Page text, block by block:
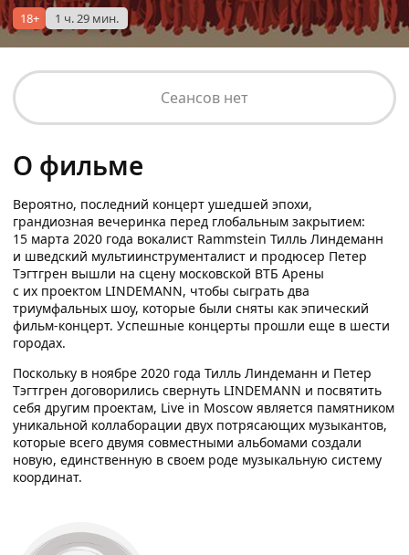
18+ 1 ч. 29 мин.
Сеансов нет
О фильме
Вероятно, последний концерт ушедшей эпохи,
грандиозная вечеринка перед глобальным закрытием:
15 марта 2020 года вокалист Rammstein Тилль Линдеманн
и шведский мультиинструменталист и продюсер Петер
Тэгтгрен вышли на сцену московской ВТБ Арены
с их проектом LINDEMANN, чтобы сыграть два
триумфальных шоу, которые были сняты как эпический
фильм-концерт. Успешные концерты прошли еще в шести
городах.
Поскольку в ноябре 2020 года Тилль Линдеманн и Петер
Тэгтгрен договорились свернуть LINDEMANN и посвятить
себя другим проектам, Live in Moscow является памятником
уникальной коллаборации двух потрясающих музыкантов,
которые всего двумя совместными альбомами создали
новую, единственную в своем роде музыкальную систему
координат.